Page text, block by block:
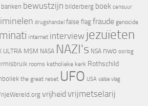
banken bewustzijn bilderberg boek censuur
drugshandel false flag fraude genocide
internet interview jezuïeten
ULTRA MSM NASA NAZI's NSA nwo oorlog
rooms katholieke kerk Rothschild
the great reset UFO USA valse vlag
vrijheid vrijmetselarij